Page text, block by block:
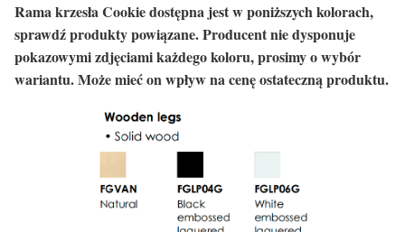
Rama krzesła Cookie dostępna jest w poniższych kolorach,
sprawdź produkty powiązane. Producent nie dysponuje
pokazowymi zdjęciami każdego koloru, prosimy o wybór
wariantu. Może mieć on wpływ na cenę ostateczną produktu.